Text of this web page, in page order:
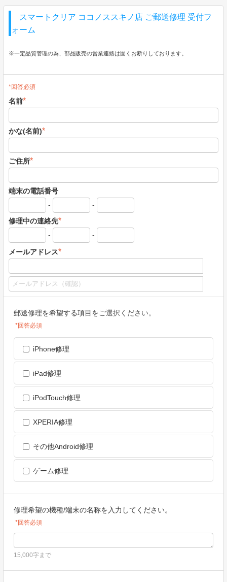
スマートクリア ココノススキノ店 ご郵送修理 受付フ
ォーム
※一定品質管理の為、部品販売の営業連絡は固くお断りしております。
*回答必須
名前*
かな(名前)*
ご住所*
端末の電話番号
-
-
修理中の連絡先*
- -
メールアドレス*
郵送修理を希望する項目をご選択ください。
*回答必須
iPhone修理
iPad修理
iPodTouch修理
XPERIA修理
その他Android修理
ゲーム修理
修理希望の機種/端末の名称を入力してください。
*回答必須
15,000字まで